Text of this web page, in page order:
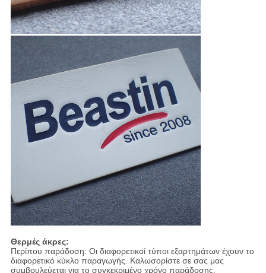
Θερμές άκρες:
Περίπου παράδοση: Οι διαφορετικοί τύποι εξαρτημάτων έχουν το
διαφορετικό κύκλο παραγωγής. Καλωσορίστε σε σας μας
συμβουλεύεται για το συγκεκριμένο χρόνο παράδοσης.